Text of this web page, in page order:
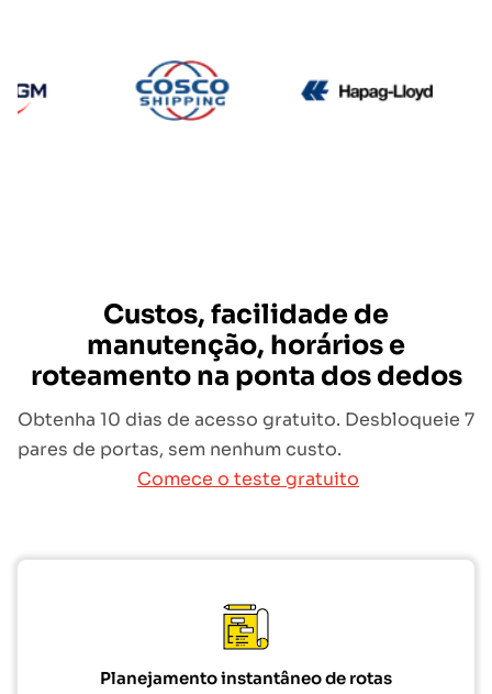
CMA CGM
Custos, facilidade de
manutenção, horários e
roteamento na ponta dos dedos
Obtenha 10 dias de acesso gratuito. Desbloqueie 7
pares de portas, sem nenhum custo.
Comece o teste gratuito
Planejamento instantâneo de rotas